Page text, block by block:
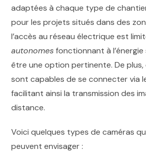
adaptées à chaque type de
pour les projets situés dans des
l’accès au réseau électrique est
autonomesfonctionnant à
être une option pertinente. De
sont capables de se connecter via
facilitant ainsi la transmission des
distance.
Voici quelques types de caméras
peuvent envisager :